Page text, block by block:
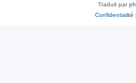
Traduit par
Confidentialité